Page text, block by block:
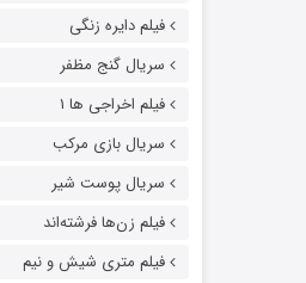
فیلم دایره زنگی
سریال گنج مظفر
فیلم اخراجی ها ۱
سریال بازی مرکب
سریال پوست شیر
فیلم زن‌ها فرشته‌اند
فیلم متری شیش و نیم